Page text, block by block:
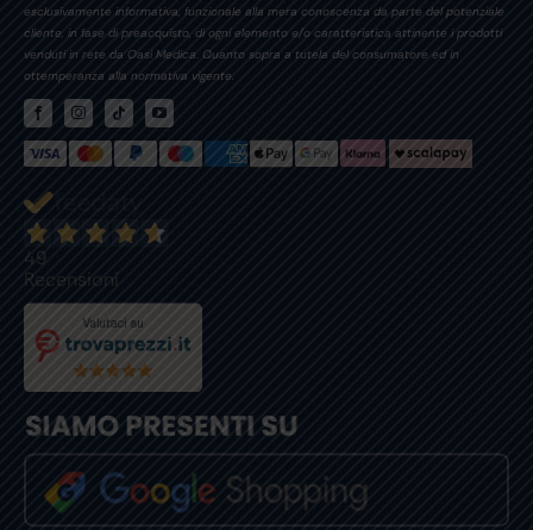
esclusivamente informativa, funzionale alla mera conoscenza da parte del potenziale
cliente, in fase di preacquisto, di ogni elemento e/o caratteristica attinente i prodotti
venduti in rete da Oasi Medica. Quanto sopra a tutela del consumatore ed in
ottemperanza alla normativa vigente.
49
Recensioni